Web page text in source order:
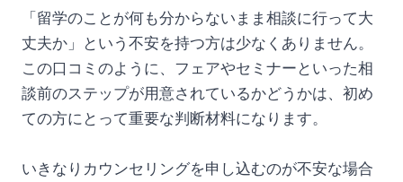
「留学のことが何も分からないまま相談に行って大
丈夫か」という不安を持つ方は少なくありません。
この口コミのように、フェアやセミナーといった相
談前のステップが用意されているかどうかは、初め
ての方にとって重要な判断材料になります。
いきなりカウンセリングを申し込むのが不安な場合